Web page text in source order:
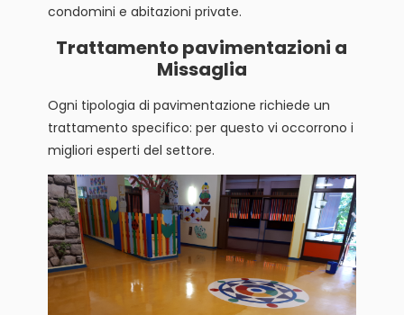
condomini e abitazioni private.
Trattamento pavimentazioni a
Missaglia
Ogni tipologia di pavimentazione richiede un
trattamento specifico: per questo vi occorrono i
migliori esperti del settore.